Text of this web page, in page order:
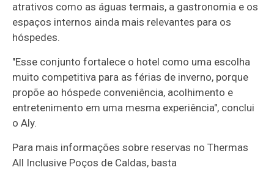
atrativos como as águas termais, a gastronomia e os
espaços internos ainda mais relevantes para os
hóspedes.
"Esse conjunto fortalece o hotel como uma escolha
muito competitiva para as férias de inverno, porque
propõe ao hóspede conveniência, acolhimento e
entretenimento em uma mesma experiência", conclui
o Aly.
Para mais informações sobre reservas no Thermas
All Inclusive Poços de Caldas, basta